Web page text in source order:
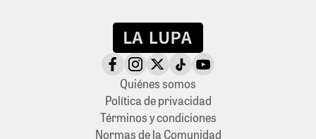
Quiénes somos
Política de privacidad
Términos y condiciones
Normas de la Comunidad